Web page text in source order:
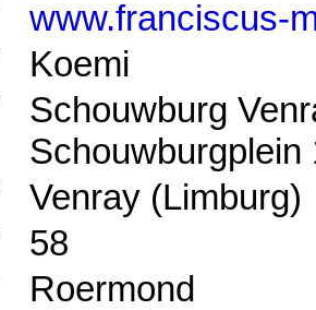
www.franciscus-
Koemi
Schouwburg
Schouwburgplein
Venray (Limburg)
58
Roermond